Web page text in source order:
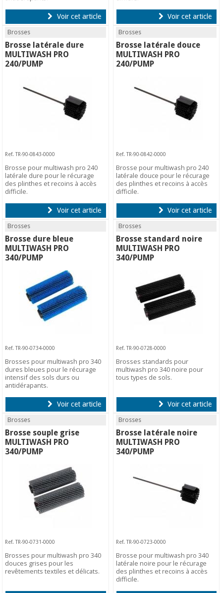
Voir cet article Voir cet article
Brosses
Brosse latérale dure
MULTIWASH PRO
240/PUMP
Ref. TR-90-0843-0000
Brosse pour multiwash pro 240
latérale dure pour le récurage
des plinthes et recoins à accès
difficile.
Voir cet article
Brosses
Brosse latérale douce
MULTIWASH PRO
240/PUMP
Ref. TR-90-0842-0000
Brosse pour multiwash pro 240
latérale douce pour le récurage
des plinthes et recoins à accès
difficile.
Voir cet article
Brosses
Brosse dure bleue
MULTIWASH PRO
340/PUMP
Ref. TR-90-0734-0000
Brosses pour multiwash pro 340
dures bleues pour le récurage
intensif des sols durs ou
antidérapants.
Voir cet article
Brosses
Brosse standard noire
MULTIWASH PRO
340/PUMP
Ref. TR-90-0728-0000
Brosses standards pour
multiwash pro 340 noire pour
tous types de sols.
Voir cet article
Brosses
Brosse souple grise
MULTIWASH PRO
340/PUMP
Ref. TR-90-0731-0000
Brosses pour multiwash pro 340
douces grises pour les
revêtements textiles et délicats.
Brosses
Brosse latérale noire
MULTIWASH PRO
340/PUMP
Ref. TR-90-0723-0000
Brosse pour multiwash pro 340
latérale noire pour le récurage
des plinthes et recoins à accès
difficile.